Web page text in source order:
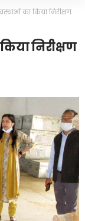
का किया निरीक्षण
निरीक्षण